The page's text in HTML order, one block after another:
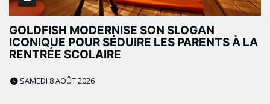
GOLDFISH MODERNISE SON SLOGAN
ICONIQUE POUR SÉDUIRE LES PARENTS À LA
RENTRÉE SCOLAIRE
SAMEDI 8 AOÛT 2026